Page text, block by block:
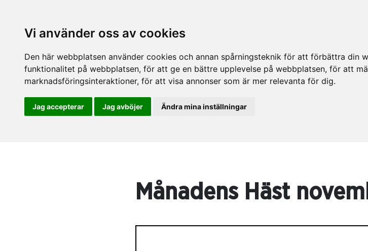
Vi använder oss av cookies
Den här webbplatsen använder cookies och annan spårningsteknik för att förbättra din
funktionalitet på webbplatsen, för att ge en bättre upplevelse på webbplatsen, för att
marknadsföringsinteraktioner, för att visa annonser som är mer relevanta för dig.
Jag accepterar Jag avböjer Ändra mina inställningar
Månadens Häst